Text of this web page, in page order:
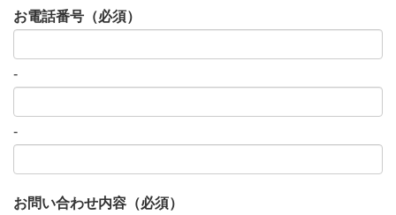
お電話番号（必須）
-
-
お問い合わせ内容（必須）